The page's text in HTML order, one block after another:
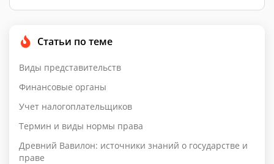
Статьи по теме
Виды представительств
Финансовые органы
Учет налогоплательщиков
Термин и виды нормы права
Древний Вавилон: источники знаний о государстве и
праве